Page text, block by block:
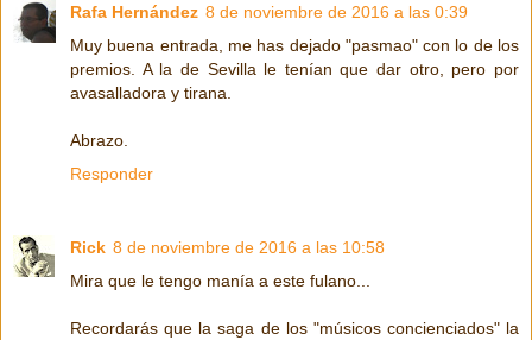
Rafa Hernández 8 de noviembre de 2016 a las 0:39
Muy buena entrada, me has dejado "pasmao" con lo de los
premios. A la de Sevilla le tenían que dar otro, pero por
avasalladora y tirana.
Abrazo.
Responder
Rick 8 de noviembre de 2016 a las 10:58
Mira que le tengo manía a este fulano...
Recordarás que la saga de los "músicos concienciados" la